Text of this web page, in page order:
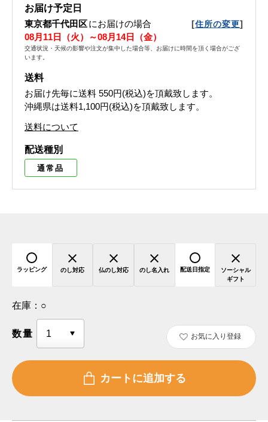
お届け予定日
東京都千代田区にお届けの場合 [住所の変更]
08月11日（火）～08月14日（金）
交通状況・天候の影響や注文が集中した場合等、お届けに時間を頂く場合がござ
います。
送料
お届け先毎に送料 550円(税込)を頂戴致します。
沖縄県は送料1,100円(税込)を頂戴致します。
送料について
配送種別
通常品
ラッピング のし対応 仏のし対応 のし名入れ 配送日指定
ソーシャル
ギフト
在庫： ○
数量 お気に入り登録